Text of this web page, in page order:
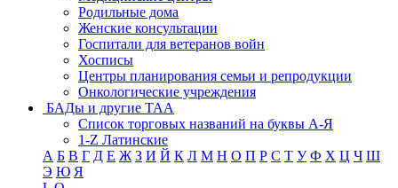
Родильные дома
Женские консультации
Госпитали для ветеранов войн
Хосписы
Центры планирования семьи и репродукции
Онкологические учреждения
БАДы и другие ТАА
Список торговых названий на буквы А-Я
1-Z Латинские
А Б В Г Д Е Ж З И Й К Л М Н О П Р С Т У Ф Х Ц Ч Ш
Э Ю Я